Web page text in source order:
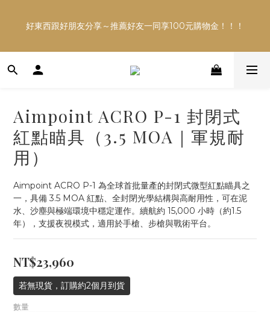
認現貨數量，以避免空等。
好東西跟好朋友分享～推薦好友一同享100元購物金！！！
多平台銷售，商品資訊及數量恐不即時，購買前可與小編確
Aimpoint ACRO P-1 封閉式
紅點瞄具（3.5 MOA｜軍規耐
用）
Aimpoint ACRO P-1 為全球首批量產的封閉式微型紅點瞄具之
一，具備 3.5 MOA 紅點、全封閉光學結構與高耐用性，可在泥
水、沙塵與極端環境中穩定運作。續航約 15,000 小時（約1.5
年），支援夜視模式，適用於手槍、步槍與戰術平台。
NT$23,960
若無現貨，訂購約2個月到貨
數量